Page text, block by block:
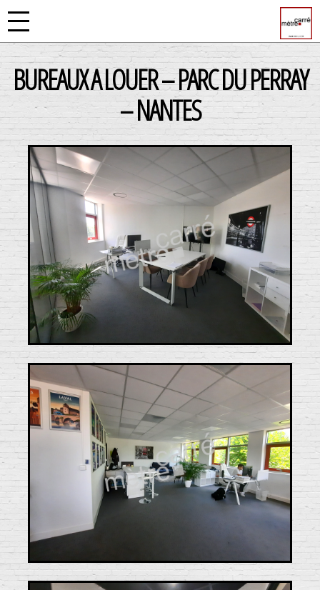
BUREAUX A LOUER – PARC DU PERRAY
– NANTES